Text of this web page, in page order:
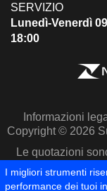
SERVIZIO
Lunedì-Venerdì
18:00
Informazioni
Copyright © 2026
Le quotazioni
I migliori strumenti
performance dei tuoi